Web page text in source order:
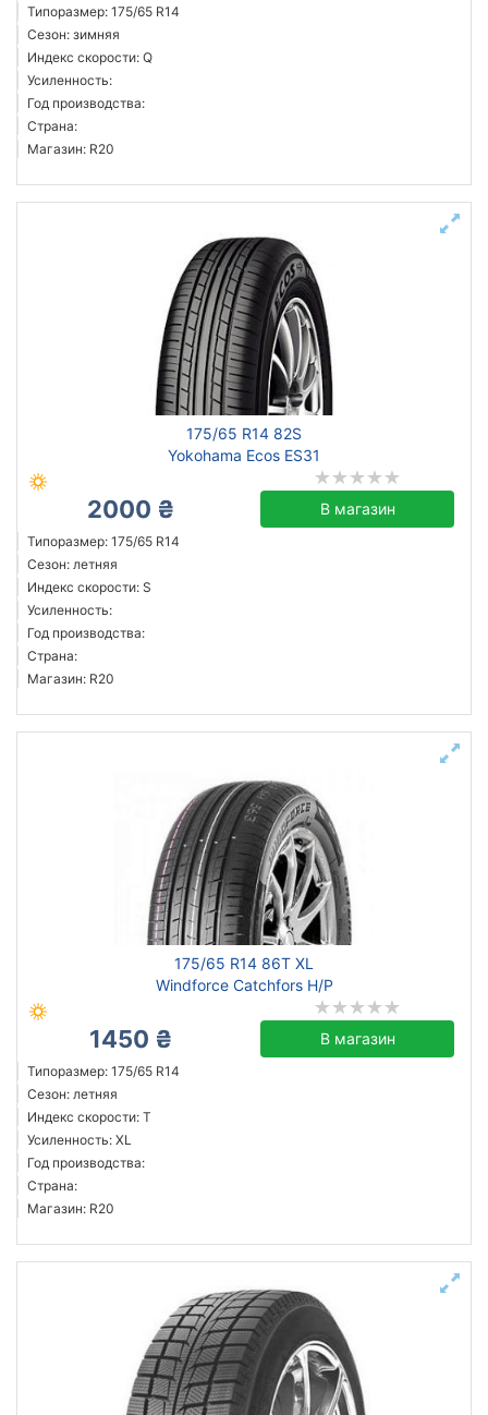
Типоразмер: 175/65 R14
Сезон: зимняя
Индекс скорости: Q
Усиленность:
Год производства:
Страна:
Магазин: R20
175/65 R14 82S
Yokohama Ecos ES31
2000 ₴ В магазин
Типоразмер: 175/65 R14
Сезон: летняя
Индекс скорости: S
Усиленность:
Год производства:
Страна:
Магазин: R20
175/65 R14 86T XL
Windforce Catchfors H/P
1450 ₴ В магазин
Типоразмер: 175/65 R14
Сезон: летняя
Индекс скорости: T
Усиленность: XL
Год производства:
Страна:
Магазин: R20